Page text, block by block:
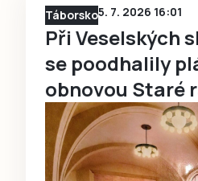
Táborsko5. 7. 2026 16:01
Při Veselských
se poodhalily
obnovou Staré